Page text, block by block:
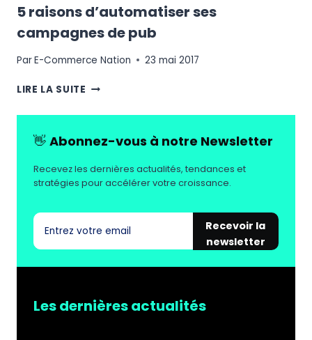
5 raisons d’automatiser ses
campagnes de pub
ParE-Commerce Nation 23 mai 2017
LIRE LA SUITE 5
D’AUTOMATISER
CAMPAGNES
PUB
👋 Abonnez-vous à notre Newsletter
Recevez les dernières actualités, tendances et
stratégies pour accélérer votre croissance.
Recevoir la
newsletter
Les dernières actualités